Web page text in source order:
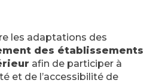
les adaptations des
des établissements
afin de participer à
et de l’accessibilité de